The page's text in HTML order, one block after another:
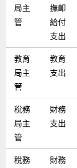
局主
管
撫卹
給付
支出
教育
局主
管
教育
支出
稅務
局主
管
財務
支出
稅務
財務